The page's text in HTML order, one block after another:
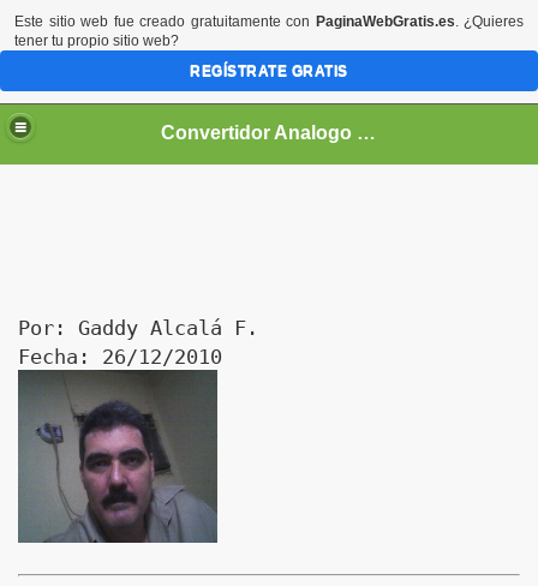
Convertidor Analogo Digital
Por: Gaddy Alcalá F.
Fecha: 26/12/2010
Este sitio web fue creado gratuitamente con PaginaWebGratis.es. ¿Quieres
tener tu propio sitio web?
REGÍSTRATE GRATIS